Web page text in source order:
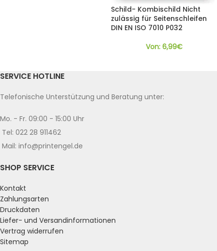
Schild- Kombischild Nicht
zulässig für Seitenschleifen
DIN EN ISO 7010 P032
Von: 6,99€
SERVICE HOTLINE
Telefonische Unterstützung und Beratung unter:
Mo. - Fr. 09:00 - 15:00 Uhr
Tel: 022 28 911462
Mail: info@printengel.de
SHOP SERVICE
Kontakt
Zahlungsarten
Druckdaten
Liefer- und Versandinformationen
Vertrag widerrufen
Sitemap